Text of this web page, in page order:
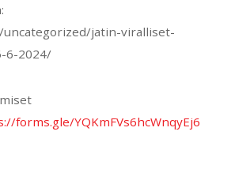
jatin-viralliset-
6-2024/
forms.gle/YQKmFVs6hcWnqyEj6